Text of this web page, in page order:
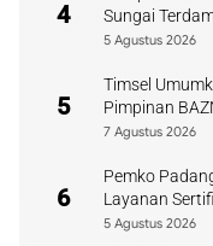
4
Sungai
5 Agustus 2026
5
Timsel
Pimpinan
7 Agustus 2026
6
Pemko
Layanan
5 Agustus 2026